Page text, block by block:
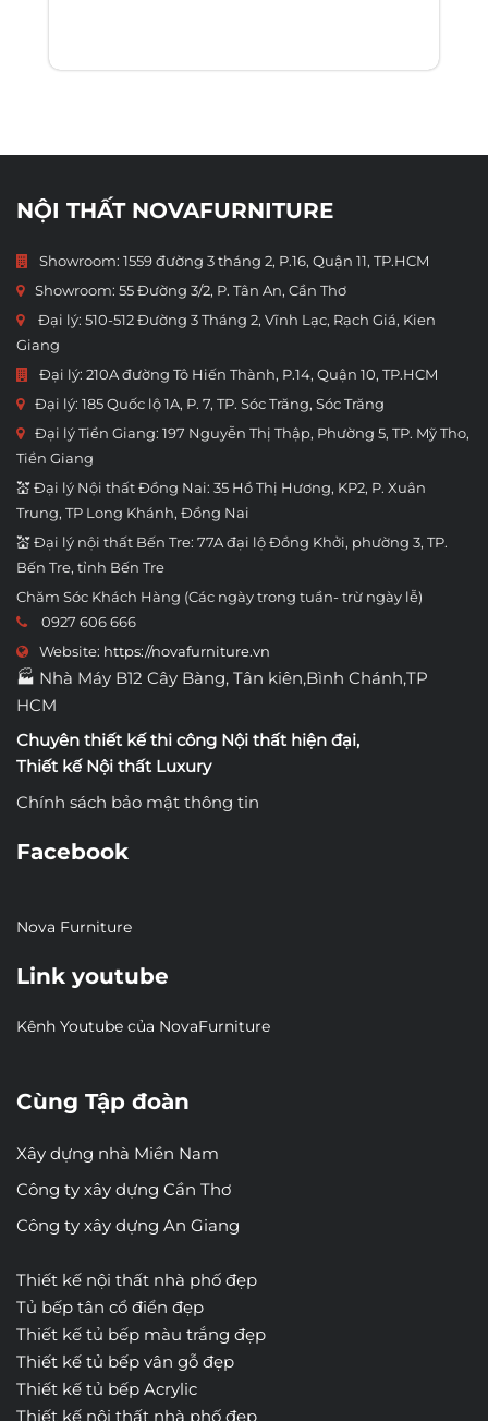
NỘI THẤT NOVAFURNITURE
Showroom: 1559 đường 3 tháng 2, P.16, Quận 11, TP.HCM
Showroom: 55 Đường 3/2, P. Tân An, Cần Thơ
Đại lý: 510-512 Đường 3 Tháng 2, Vĩnh Lạc, Rạch Giá, Kien
Giang
Đại lý: 210A đường Tô Hiến Thành, P.14, Quận 10, TP.HCM
Đại lý: 185 Quốc lộ 1A, P. 7, TP. Sóc Trăng, Sóc Trăng
Đại lý Tiền Giang: 197 Nguyễn Thị Thập, Phường 5, TP. Mỹ Tho,
Tiền Giang
💒 Đại lý Nội thất Đồng Nai: 35 Hồ Thị Hương, KP2, P. Xuân
Trung, TP Long Khánh, Đồng Nai
💒 Đại lý nội thất Bến Tre: 77A đại lộ Đồng Khởi, phường 3, TP.
Bến Tre, tỉnh Bến Tre
Chăm Sóc Khách Hàng (Các ngày trong tuần- trừ ngày lễ)
0927 606 666
Website: https://novafurniture.vn
🏭 Nhà Máy B12 Cây Bàng, Tân kiên,Bình Chánh,TP
HCM
Chuyên thiết kế thi công Nội thất hiện đại,
Thiết kế Nội thất Luxury
Chính sách bảo mật thông tin
Facebook
Nova Furniture
Link youtube
Kênh Youtube của NovaFurniture
Cùng Tập đoàn
Xây dựng nhà Miền Nam
Công ty xây dựng Cần Thơ
Công ty xây dựng An Giang
Thiết kế nội thất nhà phố đẹp
Tủ bếp tân cổ điển đẹp
Thiết kế tủ bếp màu trắng đẹp
Thiết kế tủ bếp vân gỗ đẹp
Thiết kế tủ bếp Acrylic
Thiết kế nội thất nhà phố đẹp